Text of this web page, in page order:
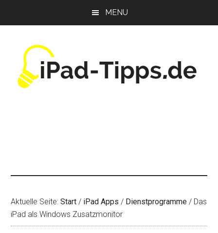
MENU
Aktuelle Seite:Start / iPad Apps / Dienstprogramme / Das
iPad als Windows Zusatzmonitor